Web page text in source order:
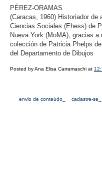
PÉREZ-ORAMAS
(Caracas, 1960) Historiador
Ciencias Sociales (Ehess) de
Nueva York (MoMA), gracias
colección de Patricia Phelps
del Departamento de Dibujos
Posted by Ana Elisa Carramaschi at
envio de conteúdo_ cadastre-se_